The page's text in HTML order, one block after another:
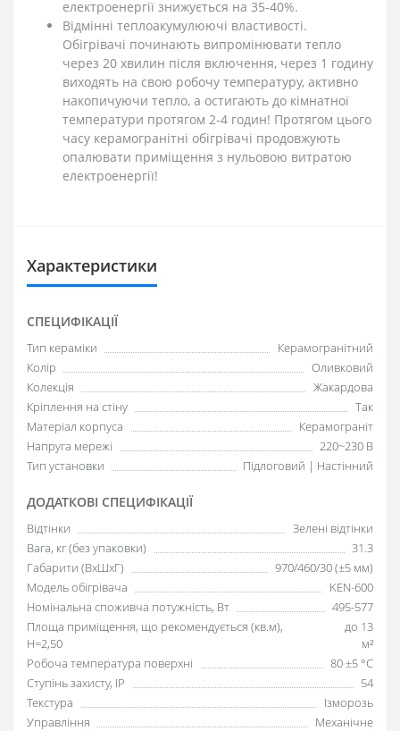
електроенергії знижується на 35-40%.
Відмінні теплоакумулюючі властивості.
Обігрівачі починають випромінювати тепло
через 20 хвилин після включення, через 1 годину
виходять на свою робочу температуру, активно
накопичуючи тепло, а остигають до кімнатної
температури протягом 2-4 годин! Протягом цього
часу керамогранітні обігрівачі продовжують
опалювати приміщення з нульовою витратою
електроенергії!
Характеристики
СПЕЦИФІКАЦІЇ
Тип кераміки
Керамогранітний
Колір
Оливковий
Колекція
Жакардова
Кріплення на стіну
Так
Матеріал корпуса
Керамограніт
Напруга мережі
220~230 В
Тип установки
Підлоговий | Настінний
ДОДАТКОВІ СПЕЦИФІКАЦІЇ
Відтінки
Зелені відтінки
Вага, кг (без упаковки)
31.3
Габарити (ВхШхГ)
970/460/30 (±5 мм)
Модель обігрівача
KEN-600
Номінальна споживча потужність, Вт
495-577
Площа приміщення, що рекомендується (кв.м),
H=2,50
до 13
м²
Робоча температура поверхні
80 ±5 °С
Ступінь захисту, IP
54
Текстура
Ізморозь
Управління
Механічне